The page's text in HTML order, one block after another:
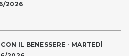
2026
IL BENESSERE - MARTEDÌ